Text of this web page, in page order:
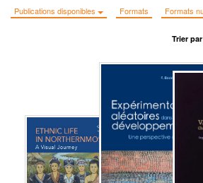
Publications disponibles Formats Formats
Trier